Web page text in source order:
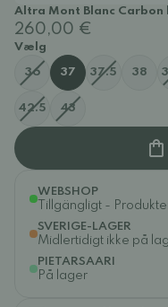
Altra Mont Blanc Carbon
260,00 €
Vælg
36 37 37.5 38
42.5 43
WEBSHOP
Tillgängligt -
SVERIGE-LAGER
Midlertidigt ikke på
PIETARSAARI
På lager